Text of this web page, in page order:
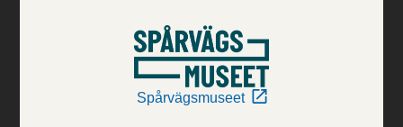
Spårvägsmuseet